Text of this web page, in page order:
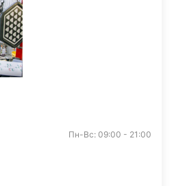
Пн-Вс: 09:00 - 21:00